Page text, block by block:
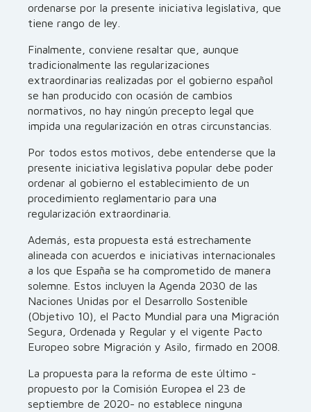
ordenarse por la presente iniciativa legislativa, que
tiene rango de ley.
Finalmente, conviene resaltar que, aunque
tradicionalmente las regularizaciones
extraordinarias realizadas por el gobierno español
se han producido con ocasión de cambios
normativos, no hay ningún precepto legal que
impida una regularización en otras circunstancias.
Por todos estos motivos, debe entenderse que la
presente iniciativa legislativa popular debe poder
ordenar al gobierno el establecimiento de un
procedimiento reglamentario para una
regularización extraordinaria.
Además, esta propuesta está estrechamente
alineada con acuerdos e iniciativas internacionales
a los que España se ha comprometido de manera
solemne. Estos incluyen la Agenda 2030 de las
Naciones Unidas por el Desarrollo Sostenible
(Objetivo 10), el Pacto Mundial para una Migración
Segura, Ordenada y Regular y el vigente Pacto
Europeo sobre Migración y Asilo, firmado en 2008.
La propuesta para la reforma de este último -
propuesto por la Comisión Europea el 23 de
septiembre de 2020- no establece ninguna